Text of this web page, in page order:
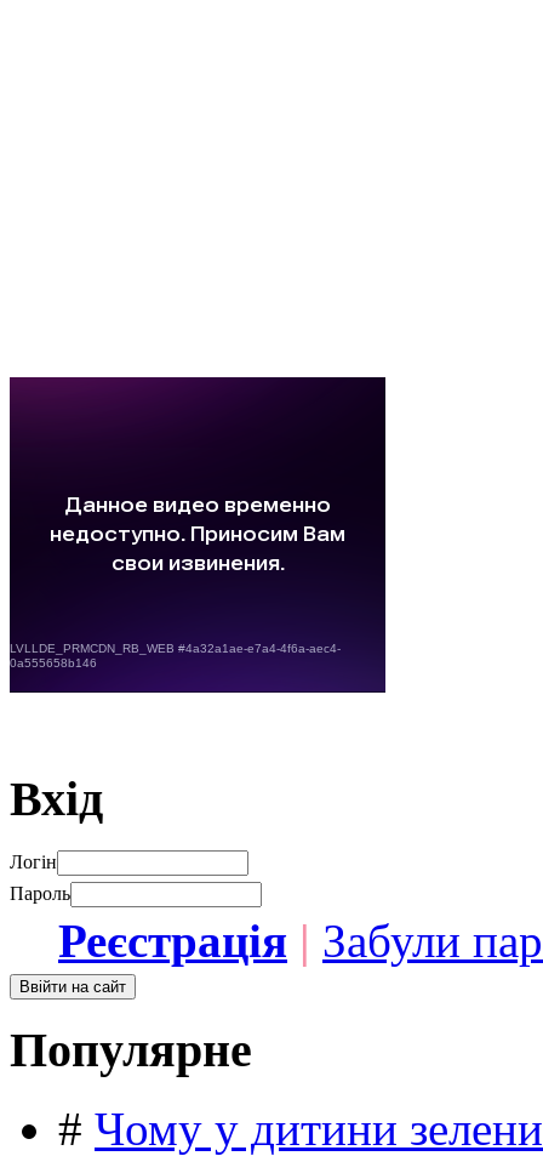
Вхід
Логін
Пароль
Реєстрація | Забули
Популярне
# Чому у дитини